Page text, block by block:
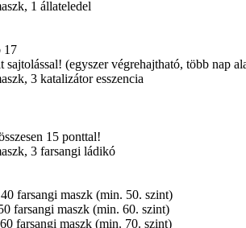
1 állateledel
17
sajtolással! (egyszer végrehajtható, több nap
3 katalizátor esszencia
15 ponttal!
3 farsangi ládikó
farsangi maszk (min. 50. szint)
farsangi maszk (min. 60. szint)
farsangi maszk (min. 70. szint)